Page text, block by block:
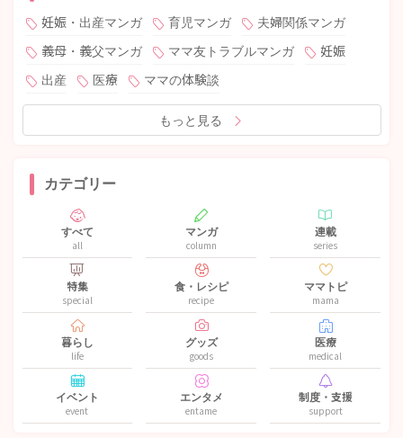
妊娠・出産マンガ 育児マンガ
夫婦関係マンガ
義母・義父マンガ
ママ友トラブルマンガ
妊娠
出産
医療 ママの体験談
もっと見る
カテゴリー
すべて
all
マンガ
column
連載
series
特集
special
食・レシピ
recipe
ママトピ
mama
暮らし
life
グッズ
goods
医療
medical
イベント
event
エンタメ
entame
制度・支援
support